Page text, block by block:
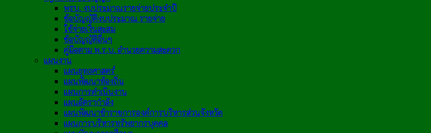
พรบ. งบประมาณรายจ่ายประจำปี
ข้อบัญญัติงบประมาณ รายจ่าย
ใช้จ่ายเงินสะสม
ข้อบัญญัติอื่นๆ
คู่มือตาม พ.ร.บ. อำนวยความสะดวก
แผนงาน
แผนยุทธศาสตร์
แผนพัฒนาท้องถิ่น
แผนการดำเนินงาน
แผนอัตรากำลัง
แผนพัฒนาข้าราชการองค์การบริหารส่วนจังหวัด
แผนการบริหารทรัพยากรบุคคล